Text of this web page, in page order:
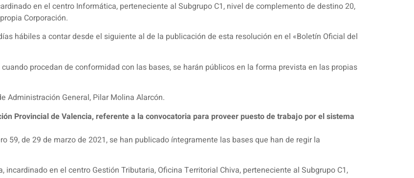
en el centro Informática, perteneciente al Subgrupo C1, nivel de complemento de destino 20,
Corporación.
hábiles a contar desde el siguiente al de la publicación de esta resolución en el «Boletín Oficial del
procedan de conformidad con las bases, se harán públicos en la forma prevista en las propias
Administración General, Pilar Molina Alarcón.
Provincial de Valencia, referente a la convocatoria para proveer puesto de trabajo por el sistema
59, de 29 de marzo de 2021, se han publicado íntegramente las bases que han de regir la
en el centro Gestión Tributaria, Oficina Territorial Chiva, perteneciente al Subgrupo C1,